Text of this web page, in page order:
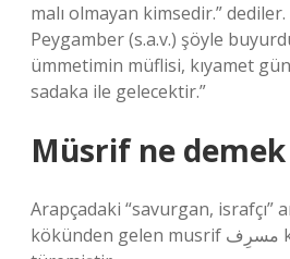
malı olmayan kimsedir.”
Peygamber (s.a.v.) şöyle
ümmetimin müflisi, kıyamet
sadaka ile gelecektir.”
Müsrif ne
Arapçadaki “savurgan, israfçı”
kökünden gelen musrif مسرِف kelimesinden